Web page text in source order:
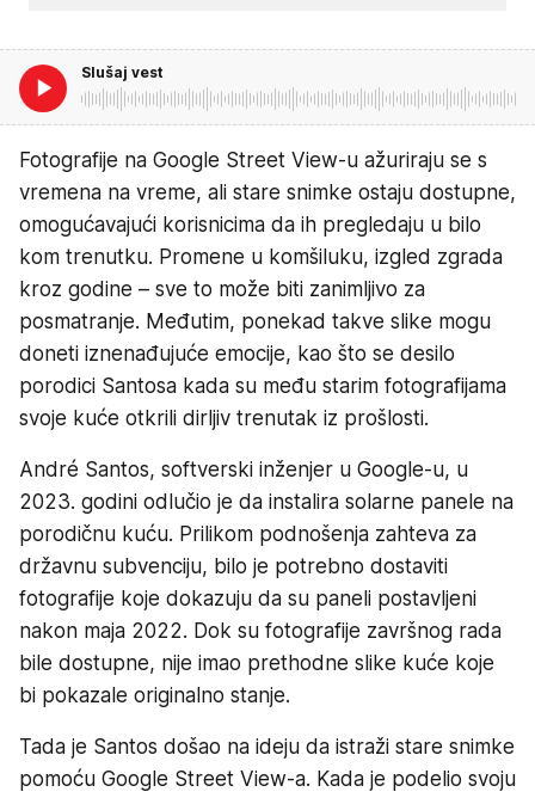
Slušaj vest
Fotografije na Google Street View-u ažuriraju se s
vremena na vreme, ali stare snimke ostaju dostupne,
omogućavajući korisnicima da ih pregledaju u bilo
kom trenutku. Promene u komšiluku, izgled zgrada
kroz godine – sve to može biti zanimljivo za
posmatranje. Međutim, ponekad takve slike mogu
doneti iznenađujuće emocije, kao što se desilo
porodici Santosa kada su među starim fotografijama
svoje kuće otkrili dirljiv trenutak iz prošlosti.
André Santos, softverski inženjer u Google-u, u
2023. godini odlučio je da instalira solarne panele na
porodičnu kuću. Prilikom podnošenja zahteva za
državnu subvenciju, bilo je potrebno dostaviti
fotografije koje dokazuju da su paneli postavljeni
nakon maja 2022. Dok su fotografije završnog rada
bile dostupne, nije imao prethodne slike kuće koje
bi pokazale originalno stanje.
Tada je Santos došao na ideju da istraži stare snimke
pomoću Google Street View-a. Kada je podelio svoju